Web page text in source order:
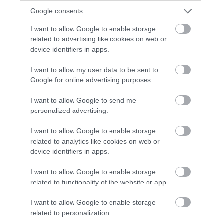
Google consents
I want to allow Google to enable storage
related to advertising like cookies on web or
device identifiers in apps.
I want to allow my user data to be sent to
Google for online advertising purposes.
I want to allow Google to send me
personalized advertising.
I want to allow Google to enable storage
related to analytics like cookies on web or
device identifiers in apps.
I want to allow Google to enable storage
related to functionality of the website or app.
I want to allow Google to enable storage
related to personalization.
rávilágítanak arra, hogy az önvezető technológia még
mindig komoly kihívásokkal küzd a valós közlekedési
környezetben.
Pulzusméréssel segíti a biztonságos mozgást az új
4 és egy 8 km-es egészségügyi tanösvény nyílt
Balatonalmádiban.